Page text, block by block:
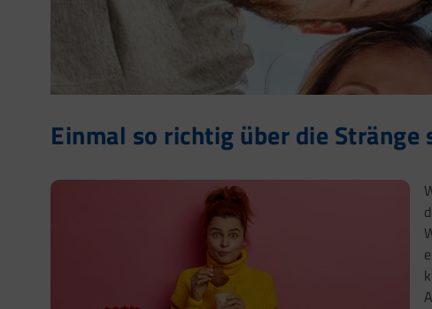
Einmal so richtig über die Stränge